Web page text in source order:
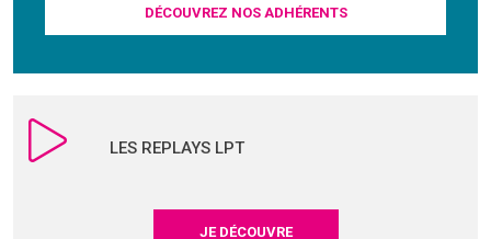
DÉCOUVREZ NOS ADHÉRENTS
LES REPLAYS LPT
JE DÉCOUVRE